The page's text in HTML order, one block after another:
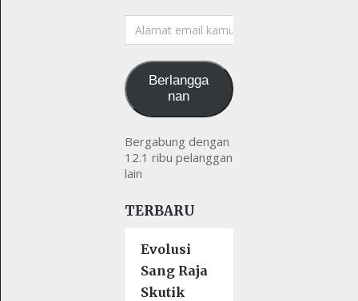
Alamat
email
Berlangga
nan
Bergabung dengan
12.1 ribu pelanggan
lain
TERBARU
Evolusi
Sang Raja
Skutik